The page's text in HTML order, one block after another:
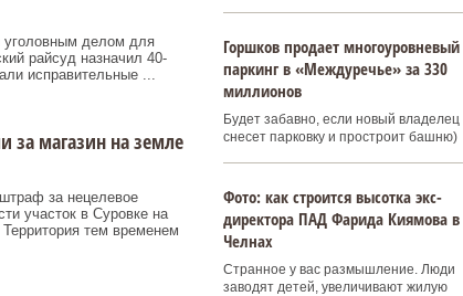
уголовным делом для
райсуд назначил 40-
исправительные ...
за магазин на земле
за нецелевое
участок в Суровке на
тем временем
Горшков продает многоуровневый
паркинг в «Междуречье» за 330
миллионов
Будет забавно, если новый владелец
снесет парковку и простроит башню)
Фото: как строится высотка экс-
директора ПАД Фарида Киямова в
Челнах
Странное у вас размышление. Люди
заводят детей, увеличивают жилую